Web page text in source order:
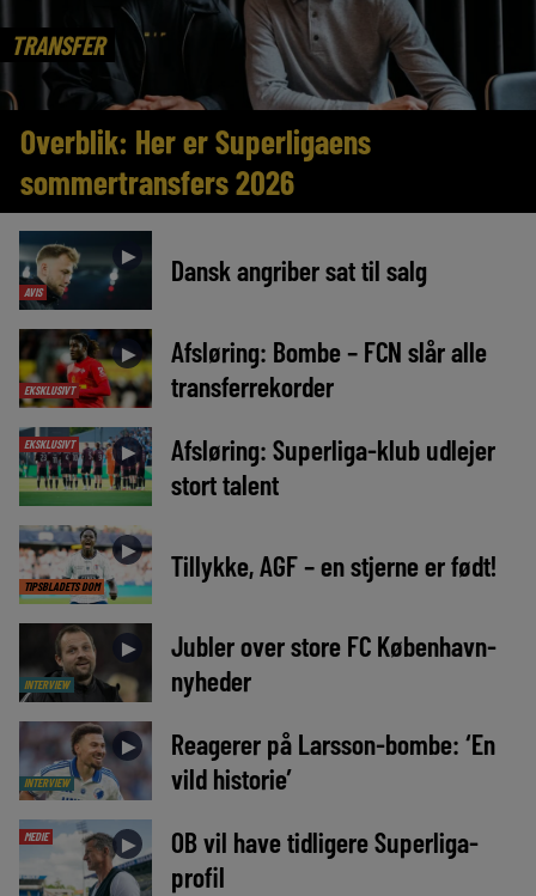
TRANSFER
Overblik: Her er Superligaens
sommertransfers 2026
AVIS
► Dansk angriber sat til salg
EKSKLUSIVT
►
Afsløring: Bombe – FCN slår alle
transferrekorder
EKSKLUSIVT ►
Afsløring: Superliga-klub udlejer
stort talent
TIPSBLADETS DOM
► Tillykke, AGF – en stjerne er født!
INTERVIEW
►
Jubler over store FC København-
nyheder
INTERVIEW
►
Reagerer på Larsson-bombe: ‘En
vild historie’
MEDIE ►
OB vil have tidligere Superliga-
profil